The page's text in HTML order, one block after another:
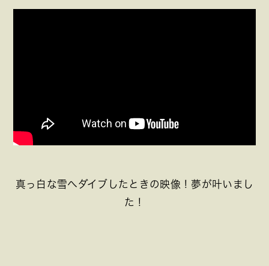
真っ白な雪へダイブしたときの映像！夢が叶いまし
た！